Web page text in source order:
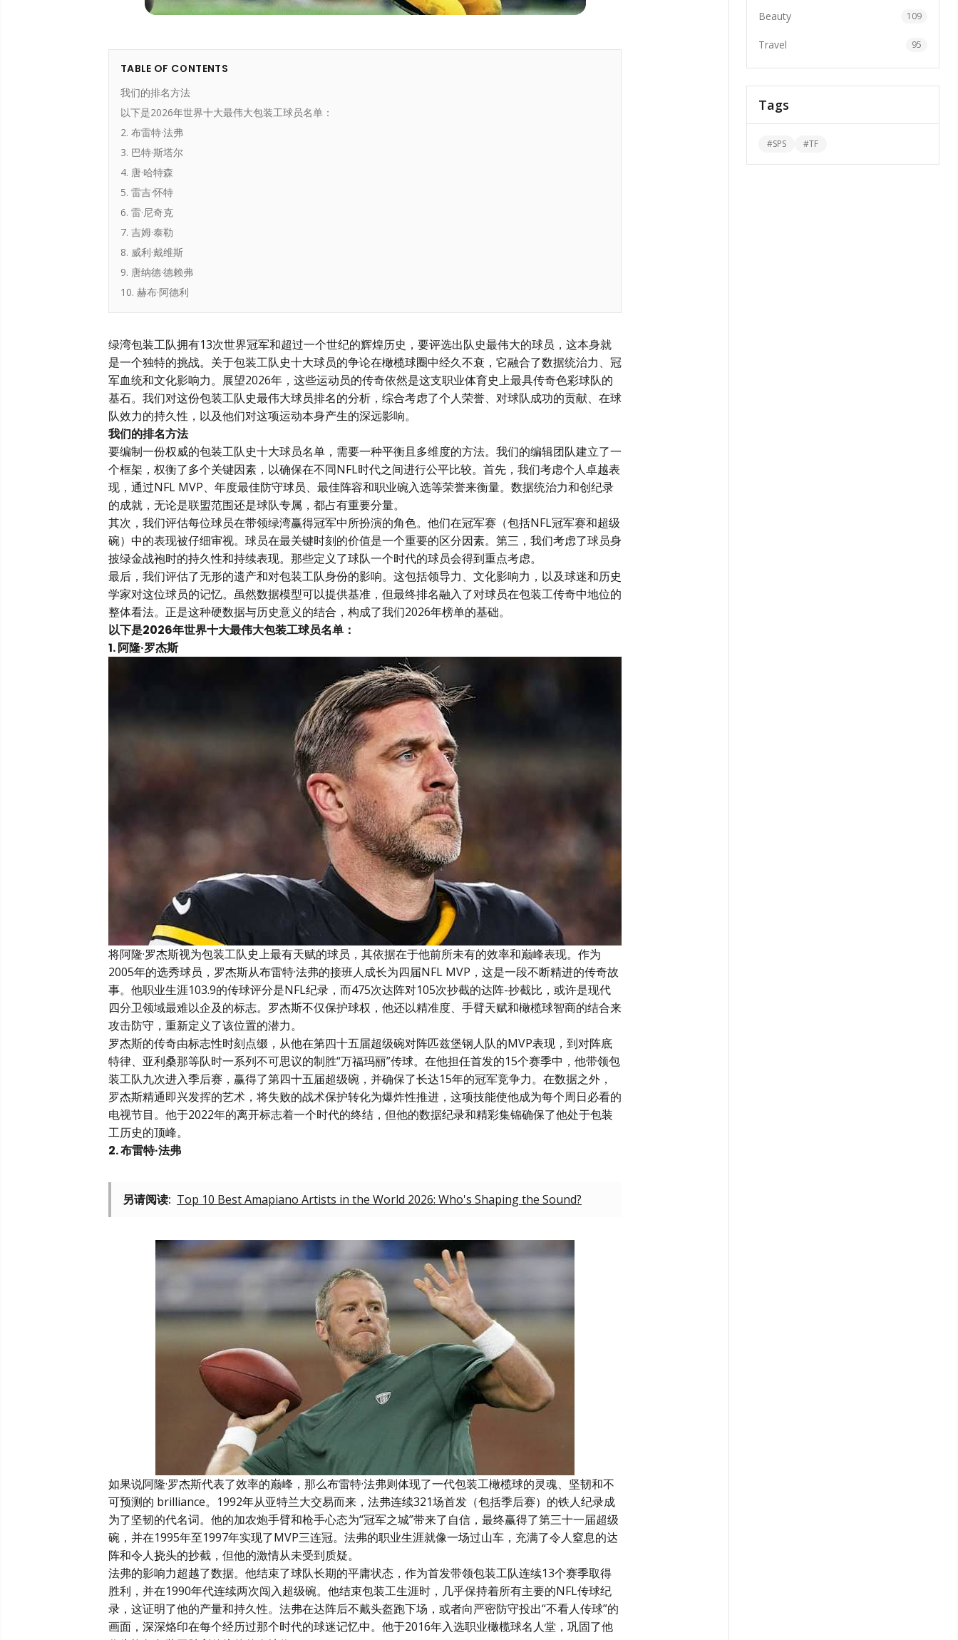
TABLE OF CONTENTS
我们的排名方法
以下是2026年世界十大最伟大包装工球员名单：
2. 布雷特·法弗
3. 巴特·斯塔尔
4. 唐·哈特森
5. 雷吉·怀特
6. 雷·尼奇克
7. 吉姆·泰勒
8. 威利·戴维斯
9. 唐纳德·德赖弗
10. 赫布·阿德利
绿湾包装工队拥有13次世界冠军和超过一个世纪的辉煌历史，要评选出队史最伟大的球员，这本身就
是一个独特的挑战。关于包装工队史十大球员的争论在橄榄球圈中经久不衰，它融合了数据统治力、冠
军血统和文化影响力。展望2026年，这些运动员的传奇依然是这支职业体育史上最具传奇色彩球队的
基石。我们对这份包装工队史最伟大球员排名的分析，综合考虑了个人荣誉、对球队成功的贡献、在球
队效力的持久性，以及他们对这项运动本身产生的深远影响。
我们的排名方法
要编制一份权威的包装工队史十大球员名单，需要一种平衡且多维度的方法。我们的编辑团队建立了一
个框架，权衡了多个关键因素，以确保在不同NFL时代之间进行公平比较。首先，我们考虑个人卓越表
现，通过NFL MVP、年度最佳防守球员、最佳阵容和职业碗入选等荣誉来衡量。数据统治力和创纪录
的成就，无论是联盟范围还是球队专属，都占有重要分量。
其次，我们评估每位球员在带领绿湾赢得冠军中所扮演的角色。他们在冠军赛（包括NFL冠军赛和超级
碗）中的表现被仔细审视。球员在最关键时刻的价值是一个重要的区分因素。第三，我们考虑了球员身
披绿金战袍时的持久性和持续表现。那些定义了球队一个时代的球员会得到重点考虑。
最后，我们评估了无形的遗产和对包装工队身份的影响。这包括领导力、文化影响力，以及球迷和历史
学家对这位球员的记忆。虽然数据模型可以提供基准，但最终排名融入了对球员在包装工传奇中地位的
整体看法。正是这种硬数据与历史意义的结合，构成了我们2026年榜单的基础。
以下是2026年世界十大最伟大包装工球员名单：
1. 阿隆·罗杰斯
将阿隆·罗杰斯视为包装工队史上最有天赋的球员，其依据在于他前所未有的效率和巅峰表现。作为
2005年的选秀球员，罗杰斯从布雷特·法弗的接班人成长为四届NFL MVP，这是一段不断精进的传奇故
事。他职业生涯103.9的传球评分是NFL纪录，而475次达阵对105次抄截的达阵-抄截比，或许是现代
四分卫领域最难以企及的标志。罗杰斯不仅保护球权，他还以精准度、手臂天赋和橄榄球智商的结合来
攻击防守，重新定义了该位置的潜力。
罗杰斯的传奇由标志性时刻点缀，从他在第四十五届超级碗对阵匹兹堡钢人队的MVP表现，到对阵底
特律、亚利桑那等队时一系列不可思议的制胜“万福玛丽”传球。在他担任首发的15个赛季中，他带领包
装工队九次进入季后赛，赢得了第四十五届超级碗，并确保了长达15年的冠军竞争力。在数据之外，
罗杰斯精通即兴发挥的艺术，将失败的战术保护转化为爆炸性推进，这项技能使他成为每个周日必看的
电视节目。他于2022年的离开标志着一个时代的终结，但他的数据纪录和精彩集锦确保了他处于包装
工历史的顶峰。
2. 布雷特·法弗
另请阅读: Top 10 Best Amapiano Artists in the World 2026: Who's Shaping the Sound?
如果说阿隆·罗杰斯代表了效率的巅峰，那么布雷特·法弗则体现了一代包装工橄榄球的灵魂、坚韧和不
可预测的 brilliance。1992年从亚特兰大交易而来，法弗连续321场首发（包括季后赛）的铁人纪录成
为了坚韧的代名词。他的加农炮手臂和枪手心态为“冠军之城”带来了自信，最终赢得了第三十一届超级
碗，并在1995年至1997年实现了MVP三连冠。法弗的职业生涯就像一场过山车，充满了令人窒息的达
阵和令人挠头的抄截，但他的激情从未受到质疑。
法弗的影响力超越了数据。他结束了球队长期的平庸状态，作为首发带领包装工队连续13个赛季取得
胜利，并在1990年代连续两次闯入超级碗。他结束包装工生涯时，几乎保持着所有主要的NFL传球纪
录，这证明了他的产量和持久性。法弗在达阵后不戴头盔跑下场，或者向严密防守投出“不看人传球”的
画面，深深烙印在每个经历过那个时代的球迷记忆中。他于2016年入选职业橄榄球名人堂，巩固了他
Beauty 109
Travel 95
Tags
#SPS #TF